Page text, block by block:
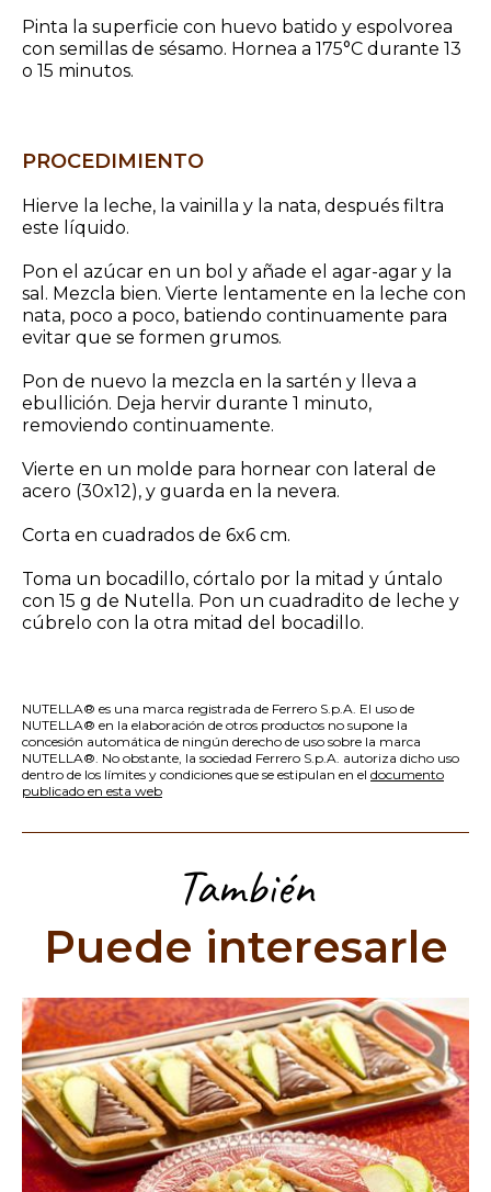
Pinta la superficie con huevo batido y espolvorea
con semillas de sésamo. Hornea a 175°C durante 13
o 15 minutos.
PROCEDIMIENTO
Hierve la leche, la vainilla y la nata, después filtra
este líquido.
Pon el azúcar en un bol y añade el agar-agar y la
sal. Mezcla bien. Vierte lentamente en la leche con
nata, poco a poco, batiendo continuamente para
evitar que se formen grumos.
Pon de nuevo la mezcla en la sartén y lleva a
ebullición. Deja hervir durante 1 minuto,
removiendo continuamente.
Vierte en un molde para hornear con lateral de
acero (30x12), y guarda en la nevera.
Corta en cuadrados de 6x6 cm.
Toma un bocadillo, córtalo por la mitad y úntalo
con 15 g de Nutella. Pon un cuadradito de leche y
cúbrelo con la otra mitad del bocadillo.
NUTELLA® es una marca registrada de Ferrero S.p.A. El uso de
NUTELLA® en la elaboración de otros productos no supone la
concesión automática de ningún derecho de uso sobre la marca
NUTELLA®. No obstante, la sociedad Ferrero S.p.A. autoriza dicho uso
dentro de los límites y condiciones que se estipulan en el documento
publicado en esta web
También
Puede interesarle